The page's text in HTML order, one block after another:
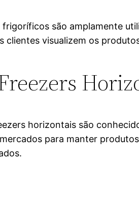
frigoríficos são amplamente
clientes visualizem os
horizontais são
para manter